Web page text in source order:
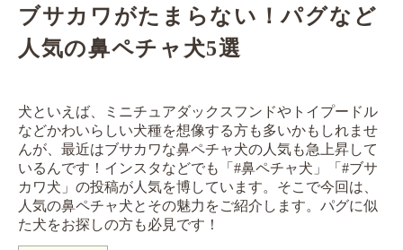
ブサカワがたまらない！パグなど
人気の鼻ペチャ犬5選
犬といえば、ミニチュアダックスフンドやトイプードル
などかわいらしい犬種を想像する方も多いかもしれませ
んが、最近はブサカワな鼻ペチャ犬の人気も急上昇して
いるんです！インスタなどでも「#鼻ペチャ犬」「#ブサ
カワ犬」の投稿が人気を博しています。そこで今回は、
人気の鼻ペチャ犬とその魅力をご紹介します。パグに似
た犬をお探しの方も必見です！